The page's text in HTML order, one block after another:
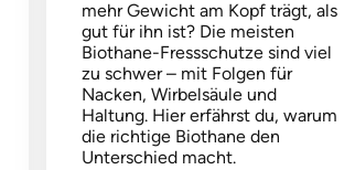
mehr Gewicht am Kopf trägt, als
gut für ihn ist? Die meisten
Biothane-Fressschutze sind viel
zu schwer – mit Folgen für
Nacken, Wirbelsäule und
Haltung. Hier erfährst du, warum
die richtige Biothane den
Unterschied macht.